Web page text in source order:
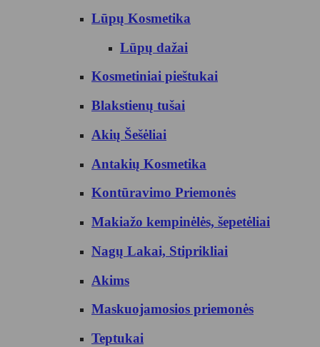
Lūpų Kosmetika
Lūpų dažai
Kosmetiniai pieštukai
Blakstienų tušai
Akių Šešėliai
Antakių Kosmetika
Kontūravimo Priemonės
Makiažo kempinėlės, šepetėliai
Nagų Lakai, Stiprikliai
Akims
Maskuojamosios priemonės
Teptukai